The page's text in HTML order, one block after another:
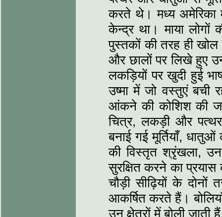
करते थे। मध्य
केन्द्र था। माया लोगों
पुस्तकों की तरह ही खोल
और छालों पर लिखे हुए
लकड़ियों पर खुदी हुई
उष्मा में जो वस्तुएं बची
आंकने की कोशिश की
चित्र, लकड़ी और
बनाई गई मूर्तियाँ,
की विस्तृत श्रृंखला,
सुरक्षित करने का
चौड़ी सीढ़ियों के
आकर्षित करते हैं।
उन क्षेत्रों में बोली